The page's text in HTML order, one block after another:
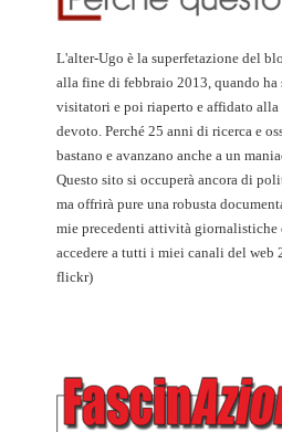
L'alter-Ugo è la superfetazione del
alla fine di febbraio 2013, quando
visitatori e poi riaperto e affidato
devoto. Perché 25 anni di ricerca e
bastano e avanzano anche a un
Questo sito si occuperà ancora di
ma offrirà pure una robusta
mie precedenti attività giornalistiche
accedere a tutti i miei canali del
flickr)